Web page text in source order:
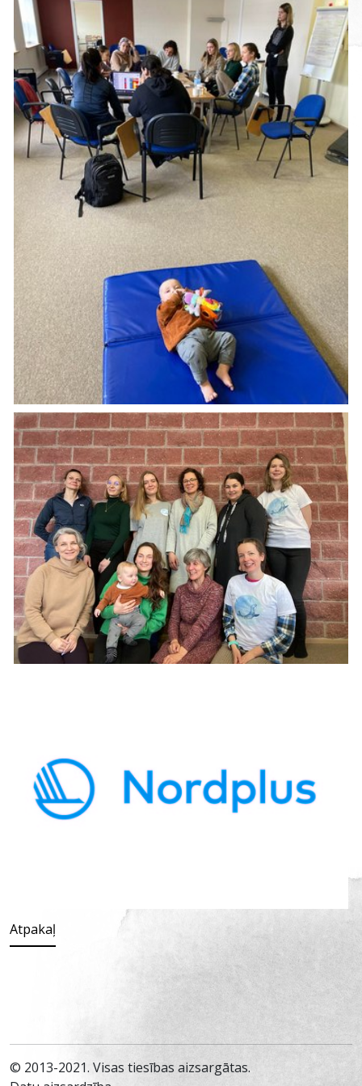
Atpakaļ
© 2013-2021. Visas tiesības aizsargātas.